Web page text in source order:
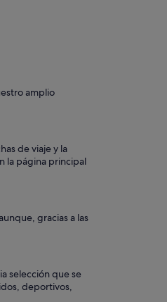
amplio
de viaje y la
la página principal
gracias a las
selección que se
deportivos,